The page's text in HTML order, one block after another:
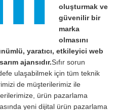
oluşturmak ve
güvenilir bir
marka
olmasını
yaratıcı, etkileyici web
ajansıdır.Sıfır sorun
ulaşabilmek için tüm teknik
de müşterilerimiz ile
ürün pazarlama
yeni dijital ürün pazarlama